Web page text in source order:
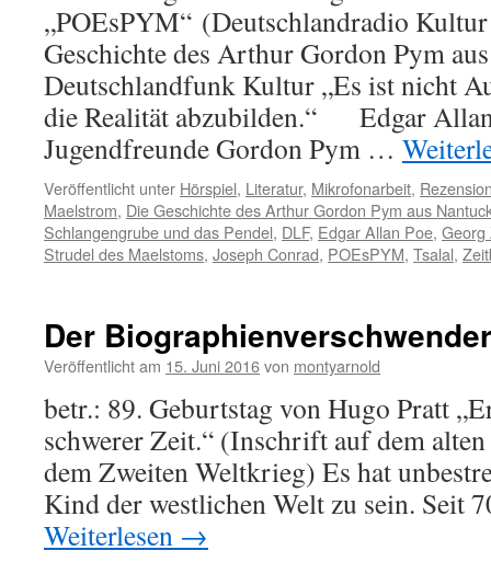
„POEsPYM“ (Deutschlandradio
Geschichte des Arthur Gordon Pym
Deutschlandfunk Kultur „Es ist nicht
die Realität abzubilden.“ Edgar
Jugendfreunde Gordon Pym …
Veröffentlicht unter Hörspiel, Literatur, Mikrofonarbeit,
Maelstrom, Die Geschichte des Arthur Gordon Pym aus
Schlangengrube und das Pendel, DLF, Edgar Allan Poe, Georg
Strudel des Maelstoms, Joseph Conrad, POEsPYM, Tsalal,
Der Biographienverschwender
Veröffentlicht am 15. Juni 2016von montyarnold
betr.: 89. Geburtstag von Hugo Pratt
schwerer Zeit.“ (Inschrift auf dem
dem Zweiten Weltkrieg) Es hat
Kind der westlichen Welt zu sein. Seit
Weiterlesen →